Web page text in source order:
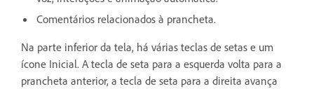
Comentários relacionados à prancheta.
Na parte inferior da tela, há várias teclas de setas e um
ícone Inicial. A tecla de seta para a esquerda volta para a
prancheta anterior, a tecla de seta para a direita avança